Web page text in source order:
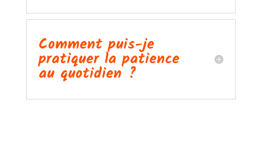
Comment puis-je
pratiquer la patience
au quotidien ?